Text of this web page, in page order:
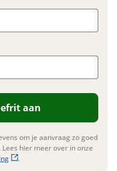
van
aan
om je aanvraag zo goed
hier meer over in onze
.